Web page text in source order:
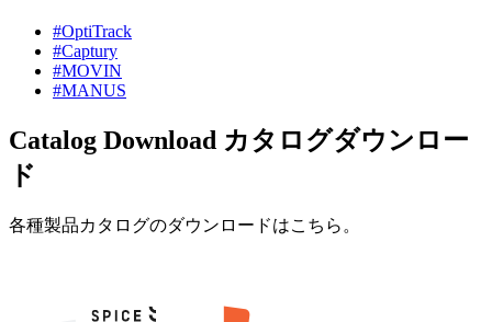
#OptiTrack
#Captury
#MOVIN
#MANUS
Catalog Download カタログダウンロー
ド
各種製品カタログのダウンロードはこちら。